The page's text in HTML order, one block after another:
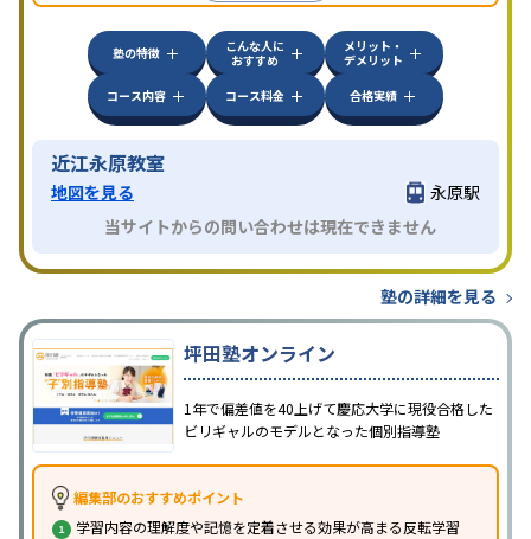
方見学してみることをオススメする。
塾の特徴
こんな人に
おすすめ
メリット・
デメリット
コース内容
コース料金 合格実績
近江永原教室
地図を見る
永原駅
当サイトからの問い合わせは現在できません
塾の詳細を見る
坪田塾オンライン
1年で偏差値を40上げて慶応大学に現役合格した
ビリギャルのモデルとなった個別指導塾
編集部のおすすめポイント
学習内容の理解度や記憶を定着させる効果が高まる反転学習